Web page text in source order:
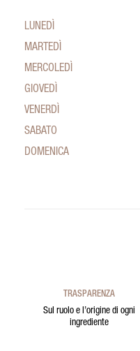
LUNEDÌ
MARTEDÌ
MERCOLEDÌ
GIOVEDÌ
VENERDÌ
SABATO
DOMENICA
TRASPARENZA
Sul ruolo e l’origine di ogni
ingrediente